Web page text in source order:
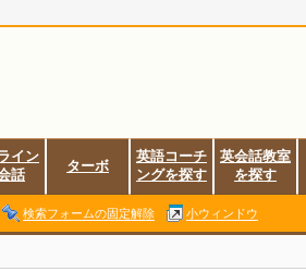
イン
話
ターボ
英語コーチ
ングを探す
英会話教室
を探す
検索フォームの固定解除 小ウィンドウ